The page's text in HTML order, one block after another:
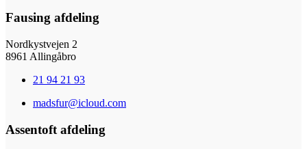
Fausing afdeling
Nordkystvejen 2
8961 Allingåbro
21 94 21 93
madsfur@icloud.com
Assentoft afdeling